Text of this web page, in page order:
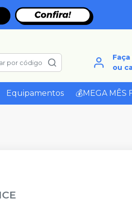
por código
ou
Equipamentos 💰MEGA MÊS
ICE